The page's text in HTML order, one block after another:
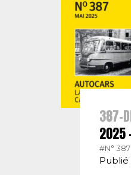
387-
2025
#N° 387
Publié